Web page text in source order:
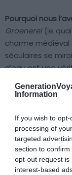
Information
If you wish to
processing of
targeted
section to
opt-out request is
interest-based
Pourquoi nous
Groenerei(le quai
charme médiéval
séculaires se
d’eau est une
feuilletait un livre
Pour en savoir
son surnom de
magnifiques
Groenerei,
est